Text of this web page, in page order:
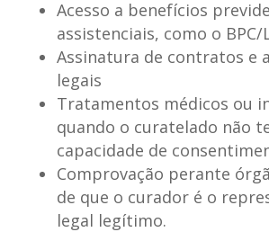
Acesso a benefícios
assistenciais, como o BPC/
Assinatura de contratos e
legais
Tratamentos médicos ou
quando o curatelado não
capacidade de
Comprovação perante
de que o curador é o
legal legítimo.